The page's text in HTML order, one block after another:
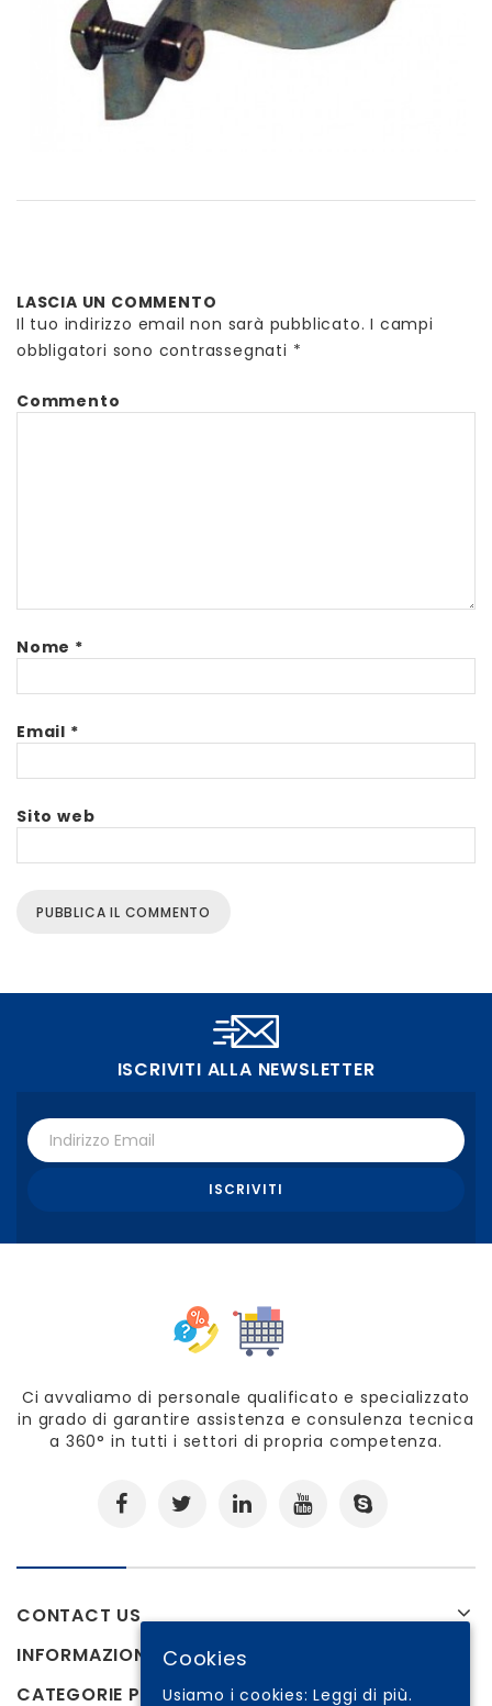
LASCIA UN COMMENTO
Il tuo indirizzo email non sarà pubblicato. I campi
obbligatori sono contrassegnati *
Commento
Nome *
Email *
Sito web
ISCRIVITI ALLA NEWSLETTER
Ci avvaliamo di personale qualificato e specializzato
in grado di garantire assistenza e consulenza tecnica
a 360° in tutti i settori di propria competenza.
CONTACT US
INFORMAZIONI
CATEGORIE PRODOTTI
Cookies
Usiamo i cookies:Leggi di più.